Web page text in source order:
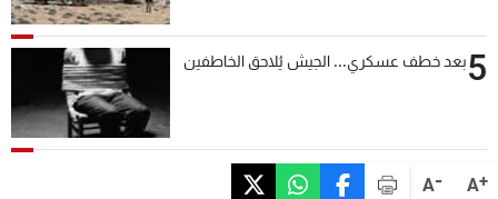
A+
A-
5بعد خطف عسكري... الجيش يُلاحق الخاطفين